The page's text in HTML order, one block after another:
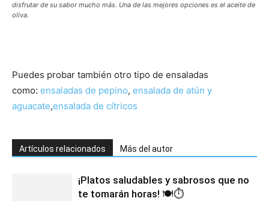
disfrutar de su sabor mucho más. Una de las mejores opciones es el aceite de
oliva.
Puedes probar también otro tipo de ensaladas
como: ensaladas de pepino, ensalada de atún y
aguacate,ensalada de cítricos
Artículos relacionados Más del autor
¡Platos saludables y sabrosos que no
te tomarán horas! 🍽️⏱️